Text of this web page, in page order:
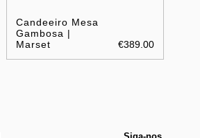
Candeeiro Mesa
Gambosa |
Marset
€389.00